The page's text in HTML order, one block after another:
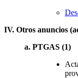
IV. Otros anuncios
a. PTGAS (1)